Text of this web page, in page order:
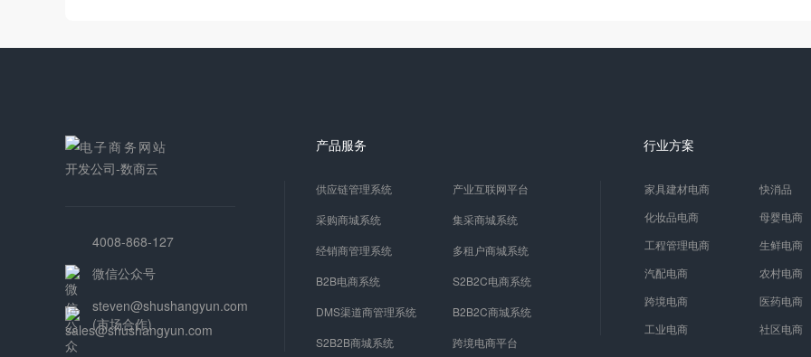
4008-868-127
微信公众号
steven@shushangyun.com
(市场合作)
产品服务
供应链管理系统
产业互联网平台
采购商城系统
集采商城系统
经销商管理系统
多租户商城系统
B2B电商系统
S2B2C电商系统
DMS渠道商管理系统
B2B2C商城系统
S2B2B商城系统
跨境电商平台
行业方案
家具建材电商
快消品
化妆品电商
母婴电商
工程管理电商
生鲜电商
汽配电商
农村电商
跨境电商
医药电商
工业电商
社区电商